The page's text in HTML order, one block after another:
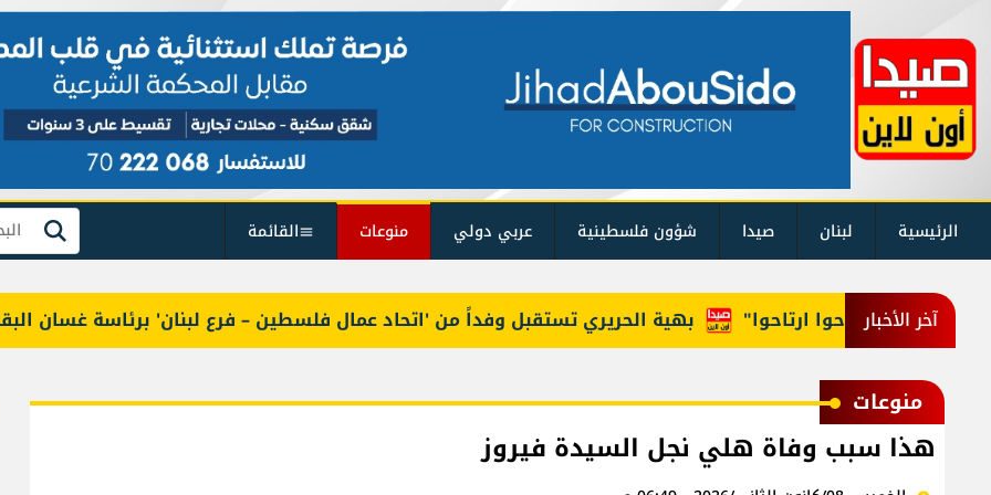
الرئيسية لبنان صيدا شؤون فلسطينية عربي دولي منوعات القائمة بحث
آخر الأخبار بهية الحريري تستقبل وفداً من 'اتحاد عمال فلسطين – فرع لبنان' برئاسة غسان البقاعي "روحوا ارتاحوا"
منوعات
هذا سبب وفاة هلي نجل السيدة فيروز